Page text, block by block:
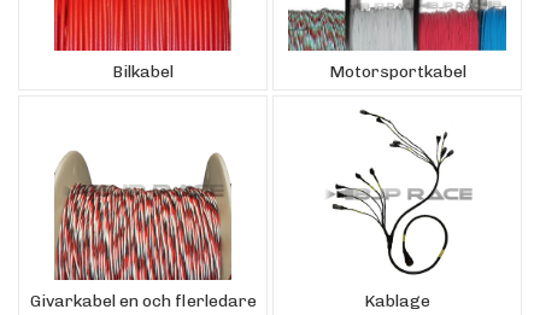
Bilkabel Motorsportkabel
Givarkabel en och flerledare Kablage